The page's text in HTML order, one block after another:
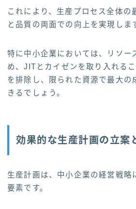
これにより、生産プロセス全体の
と品質の両面での向上を実現しま
特に中小企業においては、リソー
め、JITとカイゼンを取り入れる
を排除し、限られた資源で最大の
きるでしょう。
効果的な生産計画の立案
生産計画は、中小企業の経営戦略
要素です。